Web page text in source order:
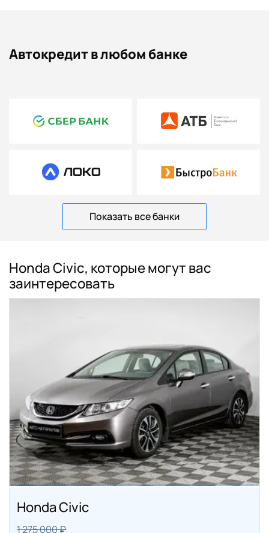
Автокредит в любом банке
Показать все банки
Honda Civic, которые могут вас
заинтересовать
Honda Civic
1 275 000 ₽